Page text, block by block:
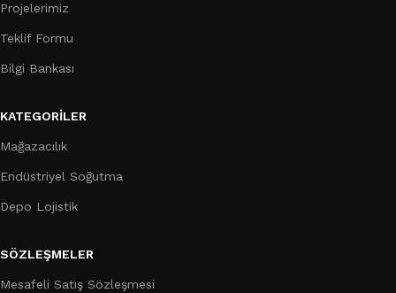
Projelerimiz
Teklif Formu
Bilgi Bankası
KATEGORILER
Mağazacılık
Endüstriyel Soğutma
Depo Lojistik
SÖZLEŞMELER
Mesafeli Satış Sözleşmesi